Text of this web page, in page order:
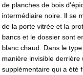
de planches de bois
intermédiaire noire. Il se
de la porte vitrée et la
bancs et le dossier sont
blanc chaud. Dans le
manière invisible
supplémentaire qui a été